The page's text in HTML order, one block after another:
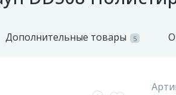
Дополнительные товары 5